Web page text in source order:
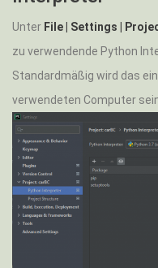
Unter File | Settings |
zu verwendende Python
Standardmäßig wird das
verwendeten Computer